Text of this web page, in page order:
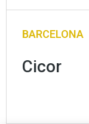
BARCELONA
Cicor